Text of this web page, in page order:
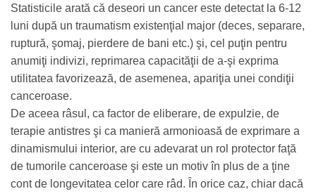
Statisticile arată că deseori un cancer este detectat la 6-12
luni după un traumatism existenţial major (deces, separare,
ruptură, şomaj, pierdere de bani etc.) şi, cel puţin pentru
anumiţi indivizi, reprimarea capacităţii de a-şi exprima
utilitatea favorizează, de asemenea, apariţia unei condiţii
canceroase.
De aceea râsul, ca factor de eliberare, de expulzie, de
terapie antistres şi ca manieră armonioasă de exprimare a
dinamismului interior, are cu adevarat un rol protector faţă
de tumorile canceroase şi este un motiv în plus de a ţine
cont de longevitatea celor care râd. În orice caz, chiar dacă